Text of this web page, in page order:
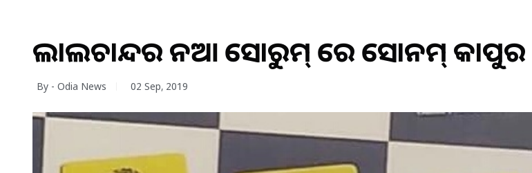
ଲାଲଚାନ୍ଦର ନୂଆ ସୋରୁମ୍ ରେ ସୋନମ୍ କାପୁର
By - Odia News 02 Sep, 2019